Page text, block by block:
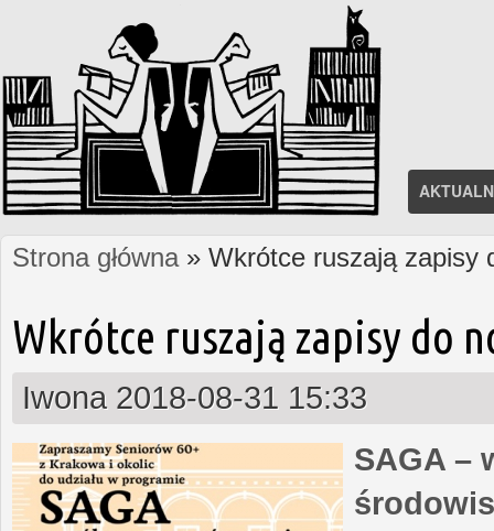
Jesteś tutaj
Strona główna» Wkrótce ruszają zapisy
Wkrótce ruszają zapisy do
Iwona 2018-08-31 15:33
SAGA –